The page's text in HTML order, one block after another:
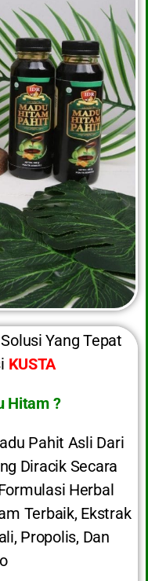
Yang Tepat
KUSTA
Hitam ?
Pahit Asli Dari
Diracik Secara
Herbal
Terbaik, Ekstrak
Propolis, Dan